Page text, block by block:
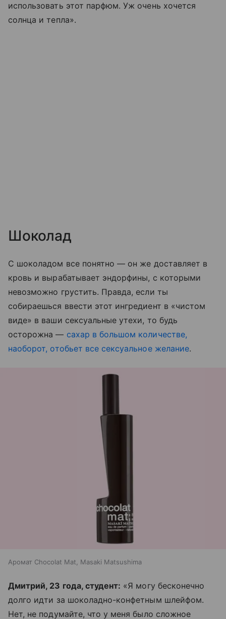
использовать этот парфюм. Уж очень хочется
солнца и тепла».
Шоколад
С шоколадом все понятно — он же доставляет в
кровь и вырабатывает эндорфины, с которыми
невозможно грустить. Правда, если ты
собираешься ввести этот ингредиент в «чистом
виде» в ваши сексуальные утехи, то будь
осторожна — сахар в большом количестве,
наоборот, отобьет все сексуальное желание.
Аромат Chocolat Mat, Masaki Matsushima
Дмитрий, 23 года, студент: «Я могу бесконечно
долго идти за шоколадно-конфетным шлейфом.
Нет, не подумайте, что у меня было сложное